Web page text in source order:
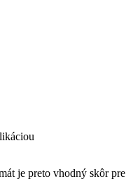
je preto vhodný skôr pre